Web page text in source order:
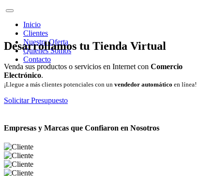
Inicio
Clientes
Nuestra Oferta
Quienes Somos
Contacto
Desarrollamos tu Tienda Virtual
Venda sus productos o servicios en Internet con Comercio
Electrónico.
¡Llegue a más clientes potenciales con un vendedor automático en línea!
Solicitar Presupuesto
Empresas y Marcas que Confiaron en Nosotros